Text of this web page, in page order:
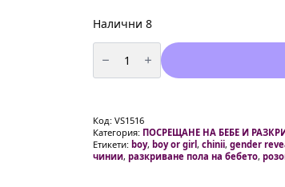
Налични 8
количество
за
Парти
чинии"
Girl"
-
18
см
-
Код: VS1516
Категория: ПОСРЕЩАНЕ НА БЕБЕ И
Етикети: boy, boy or girl , chinii, gender
чинии, разкриване пола на бебето,